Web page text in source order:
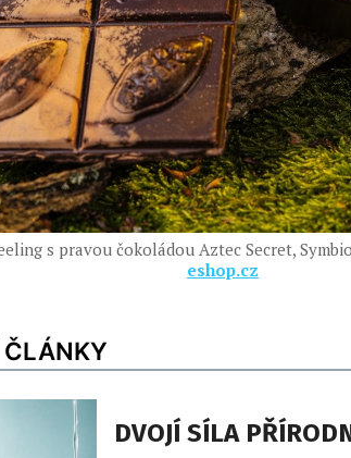
s pravou čokoládou Aztec Secret,
eshop.cz
DVOJÍ SÍLA